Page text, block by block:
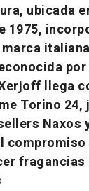
ubicada
1975,
llega
Torino 24,
Naxos
fragancias